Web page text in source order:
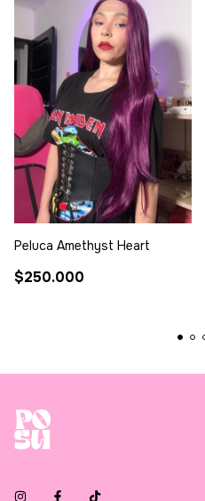
Peluca Amethyst Heart
$250.000